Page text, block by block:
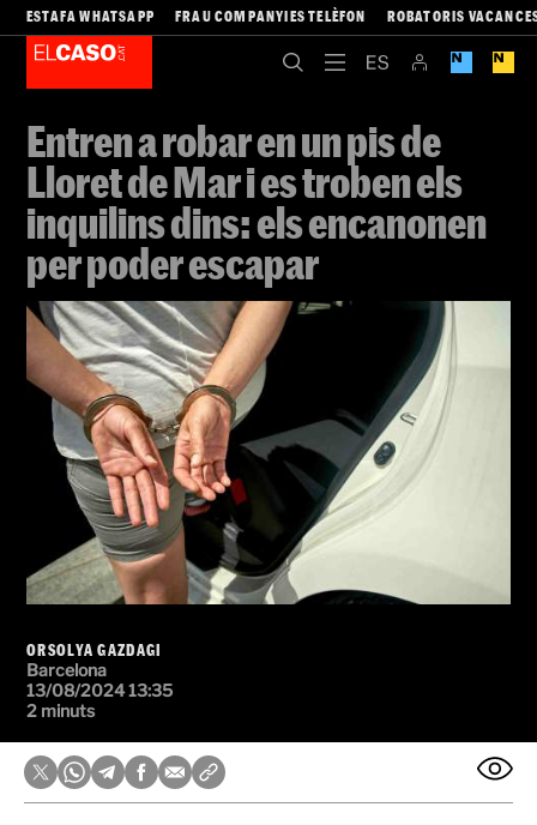
ESTAFA WHATSAPP FRAU COMPANYIES TELÈFON ROBATORIS
Entren a robar en un pis de
Lloret de Mar i es troben els
inquilins dins: els encanonen
per poder escapar
ORSOLYA GAZDAGI
Barcelona
13/08/2024 13:35
2 minuts